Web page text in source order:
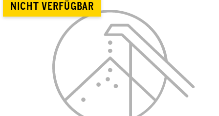
NICHT VERFÜGBAR